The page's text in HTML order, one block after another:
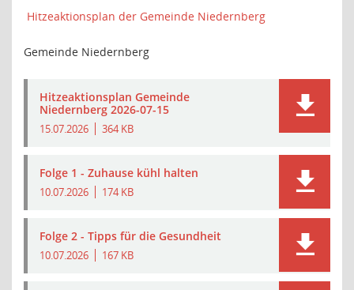
Hitzeaktionsplan der Gemeinde Niedernberg
Gemeinde Niedernberg
Hitzeaktionsplan Gemeinde
Niedernberg 2026-07-15
15.07.2026 364 KB
Folge 1 - Zuhause kühl halten
10.07.2026 174 KB
Folge 2 - Tipps für die Gesundheit
10.07.2026 167 KB